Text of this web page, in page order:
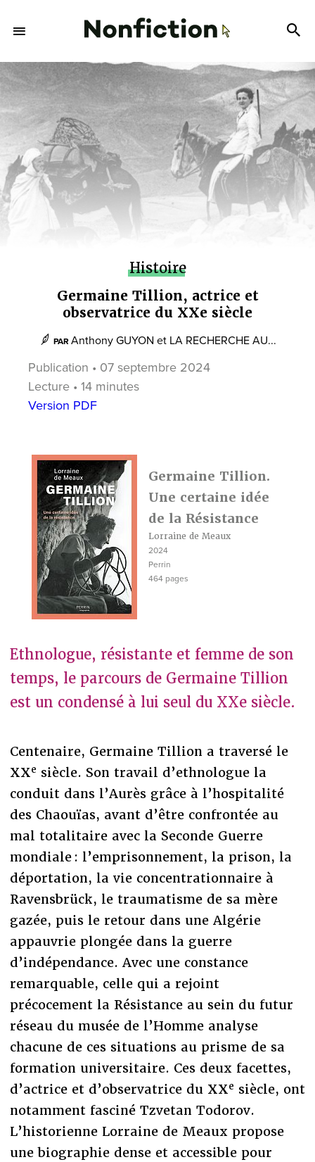
Histoire
Germaine Tillion, actrice et
observatrice du XXe siècle
PAR Anthony GUYON et LA RECHERCHE AU...
Publication • 07 septembre 2024
Lecture • 14 minutes
Version PDF
Germaine Tillion.
Une certaine idée
de la Résistance
Lorraine de Meaux
2024
Perrin
464 pages
Ethnologue, résistante et femme de son
temps, le parcours de Germaine Tillion
est un condensé à lui seul du XXe siècle.
Centenaire, Germaine Tillion a traversé le
XXe siècle. Son travail d’ethnologue la
conduit dans l’Aurès grâce à l’hospitalité
des Chaouïas, avant d’être confrontée au
mal totalitaire avec la Seconde Guerre
mondiale : l’emprisonnement, la prison, la
déportation, la vie concentrationnaire à
Ravensbrück, le traumatisme de sa mère
gazée, puis le retour dans une Algérie
appauvrie plongée dans la guerre
d’indépendance. Avec une constance
remarquable, celle qui a rejoint
précocement la Résistance au sein du futur
réseau du musée de l’Homme analyse
chacune de ces situations au prisme de sa
formation universitaire. Ces deux facettes,
d’actrice et d’observatrice du XXe siècle, ont
notamment fasciné Tzvetan Todorov.
L’historienne Lorraine de Meaux propose
une biographie dense et accessible pour